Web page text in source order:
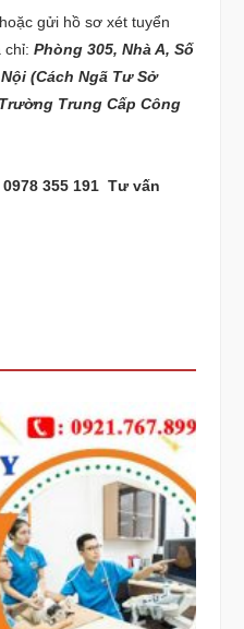
gửi hồ sơ xét tuyển
chỉ: Phòng 305, Nhà A, Số
(Cách Ngã Tư Sở
Trung Cấp Công
355 191 Tư vấn